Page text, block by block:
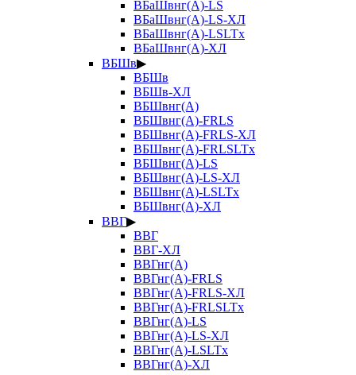
ВБаШвнг(А)-LS
ВБаШвнг(А)-LS-ХЛ
ВБаШвнг(А)-LSLTx
ВБаШвнг(А)-ХЛ
ВБШв▶
ВБШв
ВБШв-ХЛ
ВБШвнг(А)
ВБШвнг(А)-FRLS
ВБШвнг(А)-FRLS-ХЛ
ВБШвнг(А)-FRLSLTx
ВБШвнг(А)-LS
ВБШвнг(А)-LS-ХЛ
ВБШвнг(А)-LSLTx
ВБШвнг(А)-ХЛ
ВВГ▶
ВВГ
ВВГ-ХЛ
ВВГнг(А)
ВВГнг(А)-FRLS
ВВГнг(А)-FRLS-ХЛ
ВВГнг(А)-FRLSLTx
ВВГнг(А)-LS
ВВГнг(А)-LS-ХЛ
ВВГнг(А)-LSLTx
ВВГнг(А)-ХЛ